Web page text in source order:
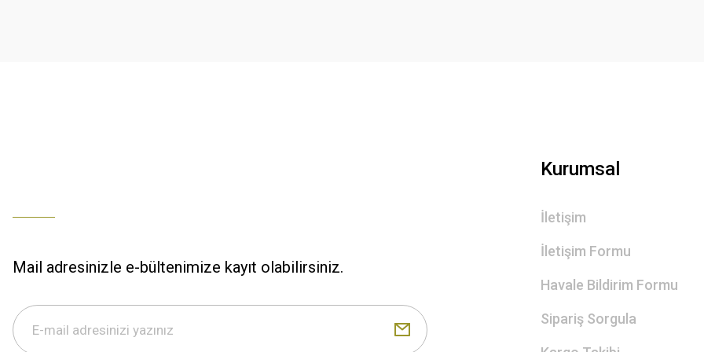
S... M... | 29/12/2025
Mail adresinizle e-bültenimize kayıt olabilirsiniz.
Kurumsal
İletişim
İletişim Formu
Havale Bildirim Formu
Sipariş Sorgula